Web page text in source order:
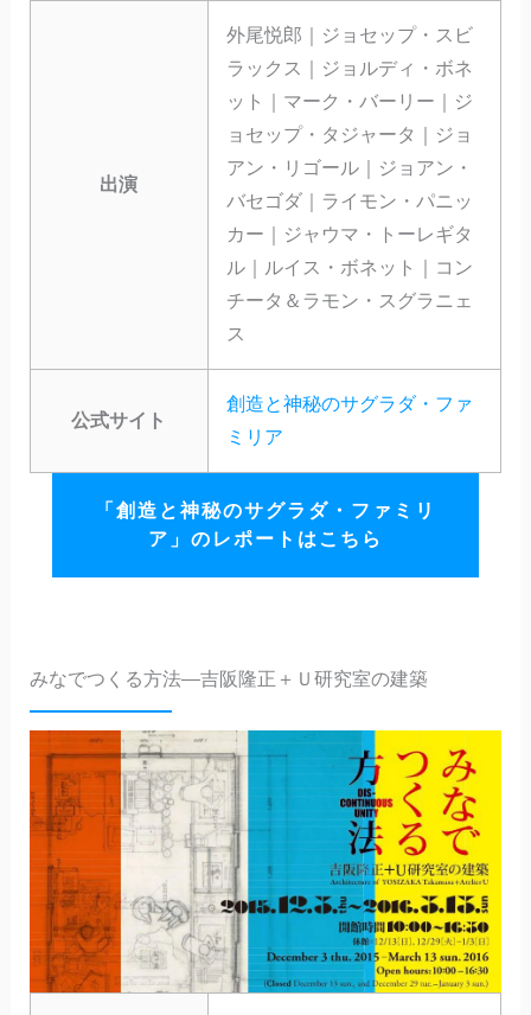
出演
外尾悦郎｜ジョセップ・スビ
ラックス｜ジョルディ・ボネ
ット｜マーク・バーリー｜ジ
ョセップ・タジャータ｜ジョ
アン・リゴール｜ジョアン・
バセゴダ｜ライモン・パニッ
カー｜ジャウマ・トーレギタ
ル｜ルイス・ボネット｜コン
チータ＆ラモン・スグラニェ
ス
公式サイト
創造と神秘のサグラダ・ファ
ミリア
「創造と神秘のサグラダ・ファミリ
ア」のレポートはこちら
みなでつくる方法―吉阪隆正＋Ｕ研究室の建築